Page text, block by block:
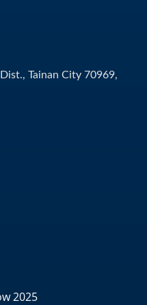
Tainan City 70969,
2025